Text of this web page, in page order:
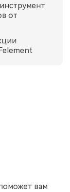
от
вам